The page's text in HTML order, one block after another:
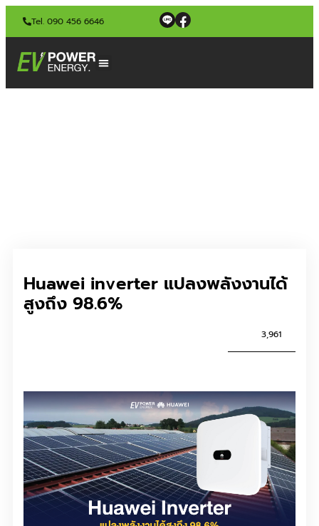
Tel. 090 456 6646
Huawei inverter แปลงพลังงานได้
สูงถึง 98.6%
3,961